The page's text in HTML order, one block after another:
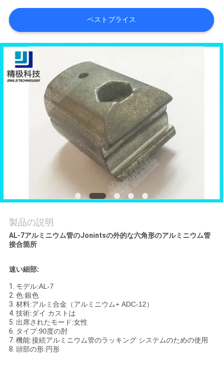
ツ
ア
ー
品
絡
く
だ
い
引
金
を
ベストプライス
製品の説明
AL-7アルミニウム管のJonintsの外的な六角形のアルミニウム管
接合箇所
速い細部:
1. モデル:AL-7
2. 色:銀色
3. 材料:アルミ合金（アルミニウム+ ADC-12）
4. 技術:ダイ カストは
5. 出席されたモード:女性
6. タイプ:90度の肘
7. 機能:接続アルミニウム管のラッキング システムのための使用
8. 頭部の形:円形